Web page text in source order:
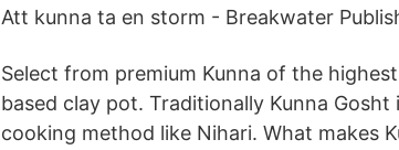
Att kunna ta en storm - Breakwater
Select from premium Kunna of the
based clay pot. Traditionally Kunna
cooking method like Nihari. What makes